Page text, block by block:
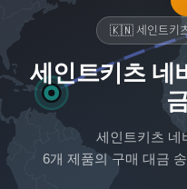
🇰🇳 세인트키
세인트키츠 네
세인트키츠 네
6개 제품의 구매 대금